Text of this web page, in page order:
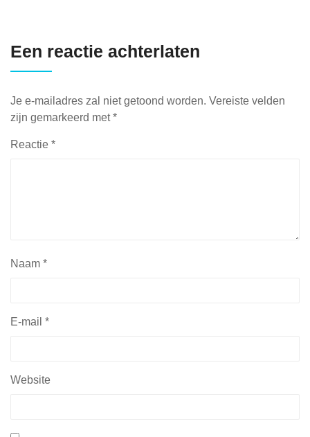
Een reactie achterlaten
Je e-mailadres zal niet getoond worden. Vereiste velden
zijn gemarkeerd met*
Reactie *
Naam *
E-mail *
Website